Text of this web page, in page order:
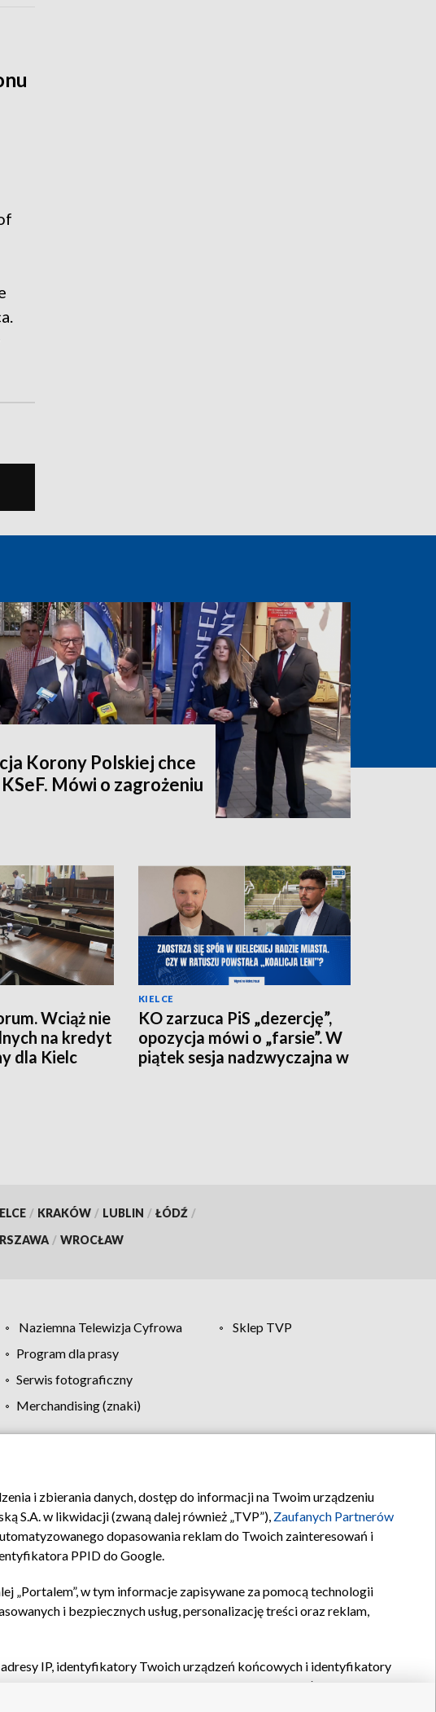
Korony Polskiej chce
Mówi o zagrożeniu
Wciąż nie
na kredyt
dla Kielc
KIELCE
KO zarzuca PiS „dezercję”,
opozycja mówi o „farsie”. W
piątek sesja nadzwyczajna w
/ KRAKÓW / LUBLIN / ŁÓDŹ /
/ WROCŁAW
Naziemna Telewizja Cyfrowa
Sklep TVP
Program dla prasy
Serwis fotograficzny
Merchandising (znaki)
Biuro reklamy Kontakt
i zbierania danych, dostęp do informacji na Twoim urządzeniu
S.A. w likwidacji (zwaną dalej również „TVP”), Zaufanych Partnerów
dopasowania reklam do Twoich zainteresowań i
PPID do Google.
„Portalem”, w tym informacje zapisywane za pomocą technologii
i bezpiecznych usług, personalizację treści oraz reklam,
IP, identyfikatory Twoich urządzeń końcowych i identyfikatory
oraz pozostałych
nich, wyboru podstawowych reklam, wyboru spersonalizowanych